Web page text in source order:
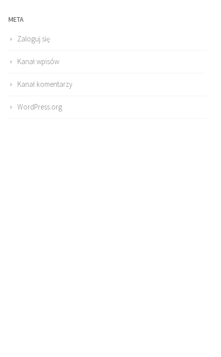
META
Zaloguj się
Kanał wpisów
Kanał komentarzy
WordPress.org